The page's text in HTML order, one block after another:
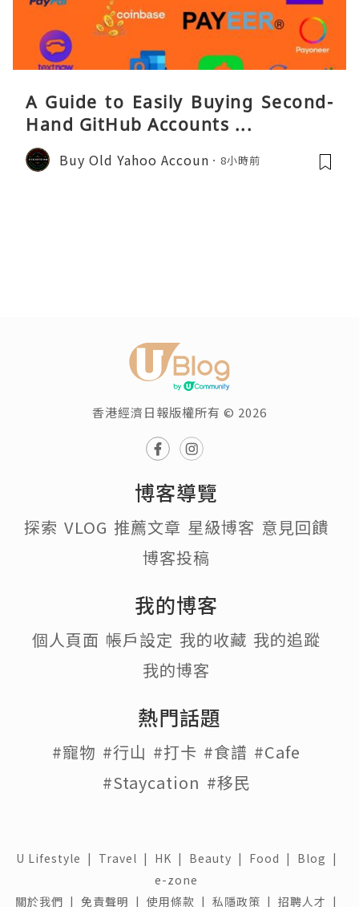
A Guide to Easily Buying Second-
Hand GitHub Accounts ...
Buy Old Yahoo Accoun 8小時前
香港經濟日報版權所有 © 2026
博客導覽
探索 VLOG 推薦文章 星級博客 意見回饋
博客投稿
我的博客
個人頁面 帳戶設定 我的收藏 我的追蹤
我的博客
熱門話題
#寵物 #行山 #打卡 #食譜 #Cafe
#Staycation #移民
U Lifestyle | Travel | HK | Beauty | Food | Blog |
e-zone
關於我們 | 免責聲明 | 使用條款 | 私隱政策 | 招聘人才 |